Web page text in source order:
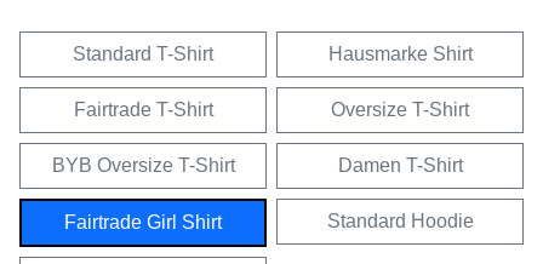
Standard T-Shirt Hausmarke Shirt
Fairtrade T-Shirt Oversize T-Shirt
BYB Oversize T-Shirt Damen T-Shirt
Fairtrade Girl Shirt Standard Hoodie